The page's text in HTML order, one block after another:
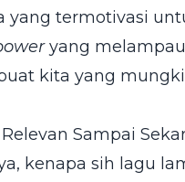
yang termotivasi
yang
kita yang
Sampai
kenapa sih lagu